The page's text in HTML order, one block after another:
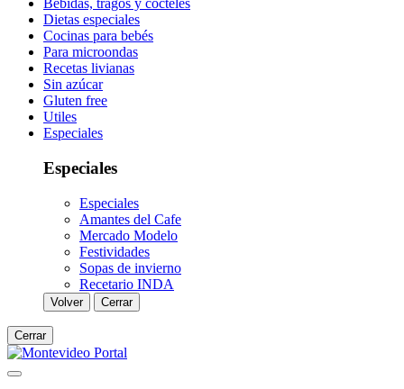
Bebidas, tragos y cócteles
Dietas especiales
Cocinas para bebés
Para microondas
Recetas livianas
Sin azúcar
Gluten free
Utiles
Especiales
Especiales
Especiales
Amantes del Cafe
Mercado Modelo
Festividades
Sopas de invierno
Recetario INDA
Volver Cerrar
Cerrar